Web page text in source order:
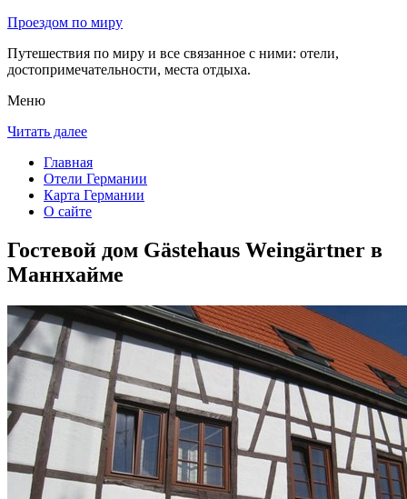
Проездом по миру
Путешествия по миру и все связанное с ними: отели,
достопримечательности, места отдыха.
Меню
Читать далее
Главная
Отели Германии
Карта Германии
О сайте
Гостевой дом Gästehaus Weingärtner в
Маннхайме